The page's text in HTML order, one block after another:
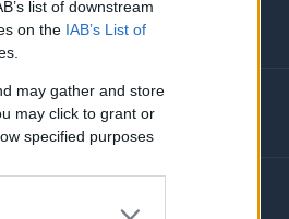
list of downstream
on the IAB’s List of
may gather and store
may click to grant or
specified purposes
e
Injective
Vested XOR
(VXOR)